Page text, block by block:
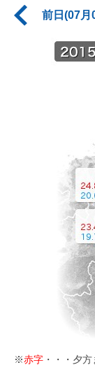
前日(07月
※赤字 ・・・夕